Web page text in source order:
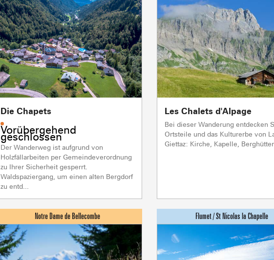
AKTIVITÄTEN &
- 1650m
Val d Arly
sommet
- 2069m
Die Chapets
Vorübergehend
geschlossen
Der Wanderweg ist aufgrund von
Holzfällarbeiten per Gemeindeverordnung
zu Ihrer Sicherheit gesperrt.
Waldspaziergang, um einen alten Bergdorf
zu entd...
Les Chalets d'Alpage
Bei dieser Wanderung entdecken
Ortsteile und das Kulturerbe von
Giettaz: Kirche, Kapelle, Berghütten